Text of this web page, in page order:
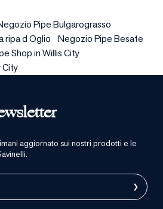
Pipe Bulgarograsso
ripa d Oglio
Negozio Pipe Besate
Shop in Willis City
City
aggiornato sui nostri prodotti e le
›